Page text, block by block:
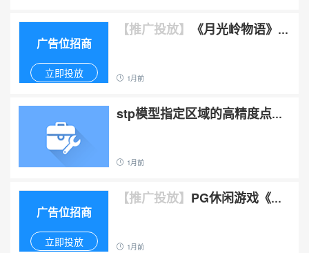
广告位招商
立即投放
【推广投放】
《月光岭物语》7
1月前
stp模型指定区域的高精度点云
1月前
广告位招商
立即投放
【推广投放】 PG休闲游戏《伯
1月前